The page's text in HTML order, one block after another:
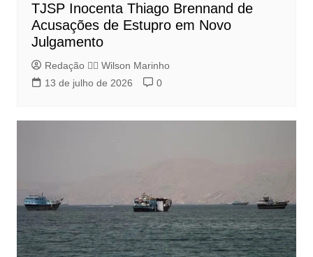
TJSP Inocenta Thiago Brennand de
Acusações de Estupro em Novo
Julgamento
Redação 👨‍⚖️​ Wilson Marinho
13 de julho de 2026
0